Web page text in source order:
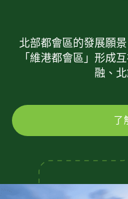
北部都會區的發展願
「維港都會區」形成
融、
了